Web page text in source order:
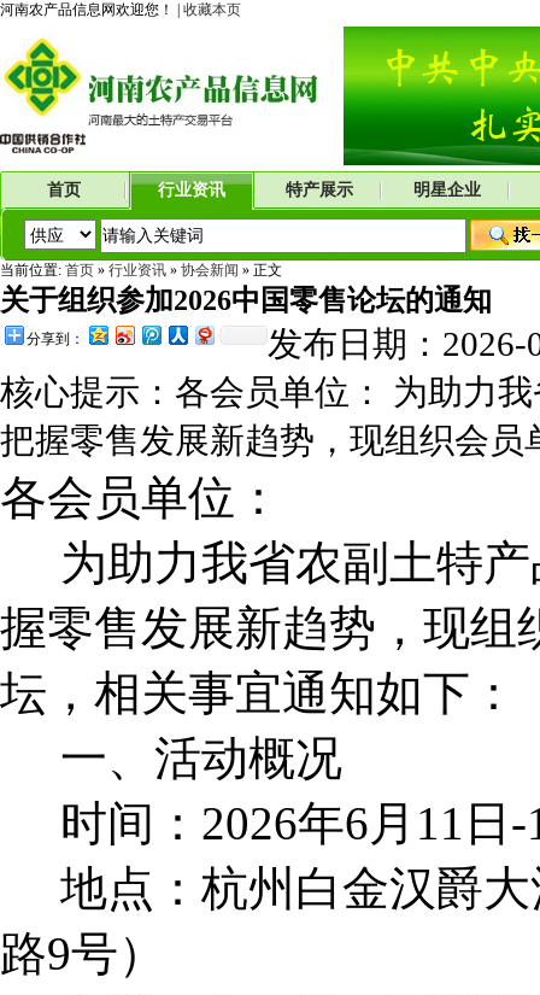
河南农产品信息网欢迎您！ | 收藏本页
首页 行业资讯 特产展示 明星企业
当前位置: 首页 » 行业资讯 » 协会新闻 » 正文
关于组织参加2026中国零售论坛的通知
分享到：
发布日期：
核心提示：各会员单位： 为助力
把握零售发展新趋势，现组织会
各会员单位：
为助力我省农副土特产
握零售发展新趋势，现组
坛，相关事宜通知如下：
一、活动概况
时间：2026年6月11日-
地点：杭州白金汉爵大
路9号）